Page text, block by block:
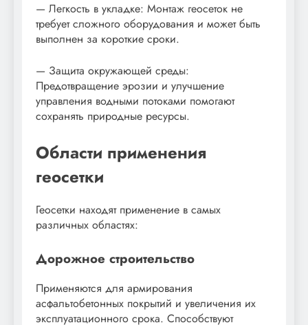
— Легкость в укладке: Монтаж геосеток не
требует сложного оборудования и может быть
выполнен за короткие сроки.
— Защита окружающей среды:
Предотвращение эрозии и улучшение
управления водными потоками помогают
сохранять природные ресурсы.
Области применения
геосетки
Геосетки находят применение в самых
различных областях:
Дорожное строительство
Применяются для армирования
асфальтобетонных покрытий и увеличения их
эксплуатационного срока. Способствуют